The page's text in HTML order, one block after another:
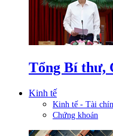
Tổng Bí thư,
Kinh tế
Kinh tế - Tài
Chứng khoán